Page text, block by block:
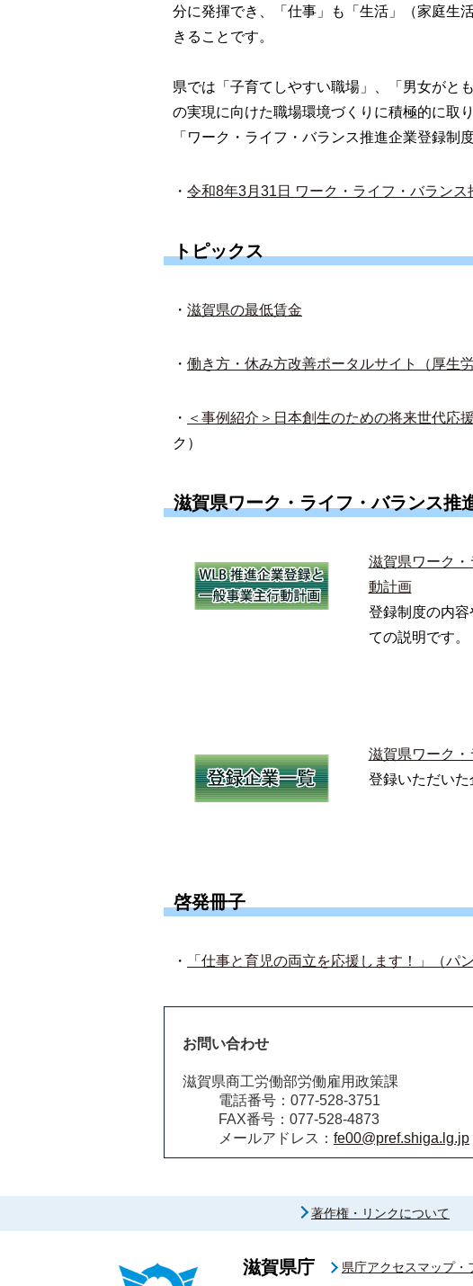
分に発揮でき、「仕事」も「生活」（家庭生
きることです。
県では「子育てしやすい職場」、「男女がと
の実現に向けた職場環境づくりに積極的に取
「ワーク・ライフ・バランス推進企業登録制
・ 令和8年3月31日 ワーク・ライフ・バラン
トピックス
・ 滋賀県の最低賃金
・ 働き方・休み方改善ポータルサイト（厚生労
・ ＜事例紹介＞日本創生のための将来世代応
ク）
滋賀県ワーク・ライフ・バランス推
滋賀県ワーク
動計画
登録制度の内
ての説明です。
滋賀県ワーク
登録いただいた
啓発冊子
・ 「仕事と育児の両立を応援します！」（パ
お問い合わせ
滋賀県商工労働部労働雇用政策課
電話番号：077-528-3751
FAX番号：077-528-4873
メールアドレス： fe00@pref.shiga.lg.jp
著作権・リンクについて
滋賀県庁 県庁アクセスマップ・